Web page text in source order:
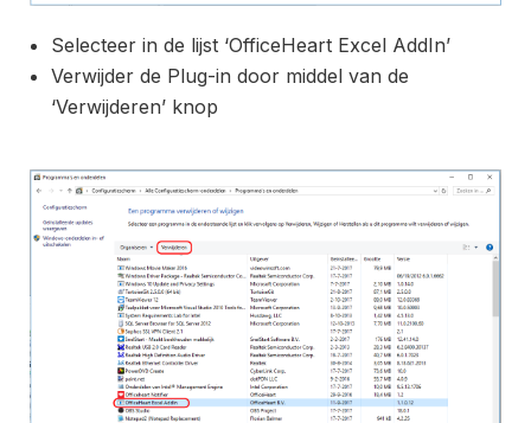
Selecteer in de lijst ‘OfficeHeart Excel AddIn’
Verwijder de Plug-in door middel van de
‘Verwijderen’ knop